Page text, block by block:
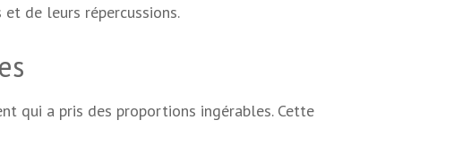
de leurs répercussions.
qui a pris des proportions ingérables. Cette